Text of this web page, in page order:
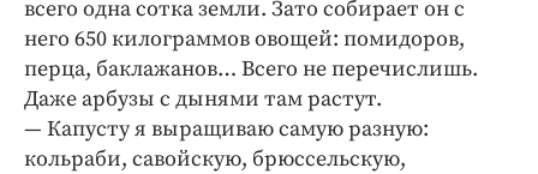
Происшествия
Спорт
Экономика и бизнес
ПРОЕКТЫ
всего одна сотка земли. Зато собирает он с
него 650 килограммов овощей: помидоров,
перца, баклажанов… Всего не перечислишь.
Даже арбузы с дынями там растут.
— Капусту я выращиваю самую разную:
кольраби, савойскую, брюссельскую,